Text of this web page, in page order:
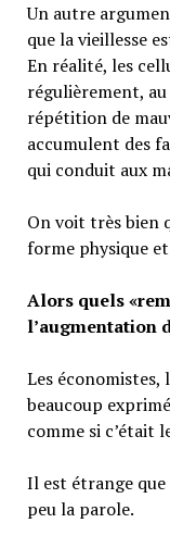
Un autre
que la vieillesse
En réalité, les
régulièrement,
répétition de
accumulent des
qui conduit aux
On voit très bien
forme physique
Alors quels
l’augmentation
Les économistes,
beaucoup
comme si c’était
Il est étrange
peu la parole.